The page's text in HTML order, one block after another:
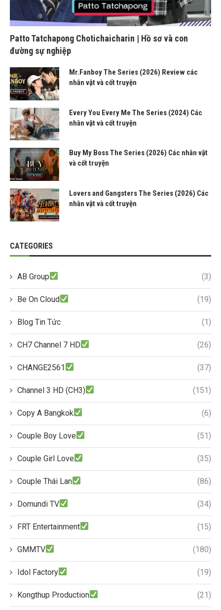
Patto Tatchapong Chotichaicharin | Hồ sơ và con
đường sự nghiệp
Mr.Fanboy The Series (2026) Review các
nhân vật và cốt truyện
Every You Every Me The Series (2024) Các
nhân vật và cốt truyện
Buy My Boss The Series (2026) Các nhân vật
và cốt truyện
Lovers and Gangsters The Series (2026) Các
nhân vật và cốt truyện
CATEGORIES
AB Group (3)
Be On Cloud (19)
Blog Tin Tức (1)
CH7 Channel 7 HD (26)
CHANGE2561 (37)
Channel 3 HD (CH3) (151)
Copy A Bangkok (6)
Couple Boy Love (51)
Couple Girl Love (35)
Couple Thái Lan (86)
Domundi TV (34)
FRT Entertainment (15)
GMMTV (180)
Idol Factory (19)
Kongthup Production (21)